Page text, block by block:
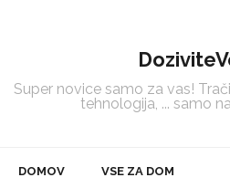
Super novice samo za vas!
tehnologija, ... samo
DOMOV VSE ZA DOM